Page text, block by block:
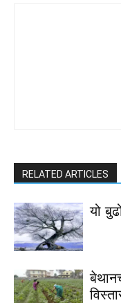
RELATED ARTICLES
यो